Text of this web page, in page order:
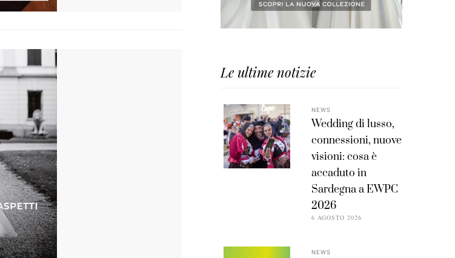
Le ultime notizie
NEWS
Wedding di lusso,
connessioni, nuove
visioni: cosa è
accaduto in
Sardegna a EWPC
2026
6 AGOSTO 2026
NEWS